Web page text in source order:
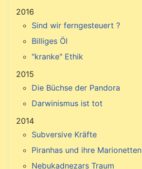
2016
Sind wir ferngesteuert ?
Billiges Öl
"kranke" Ethik
2015
Die Büchse der Pandora
Darwinismus ist tot
2014
Subversive Kräfte
Piranhas und ihre Marionetten
Nebukadnezars Traum